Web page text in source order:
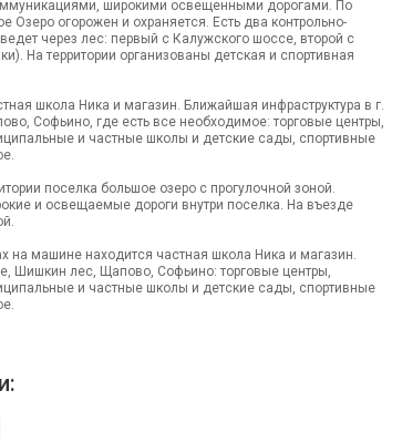
широкими освещенными дорогами. По
Озеро огорожен и охраняется. Есть два контрольно-
через лес: первый с Калужского шоссе, второй с
На территории организованы детская и спортивная
школа Ника и магазин. Ближайшая инфраструктура в г.
Софьино, где есть все необходимое: торговые центры,
и частные школы и детские сады, спортивные
поселка большое озеро с прогулочной зоной.
и освещаемые дороги внутри поселка. На въезде
на машине находится частная школа Ника и магазин.
Шишкин лес, Щапово, Софьино: торговые центры,
и частные школы и детские сады, спортивные